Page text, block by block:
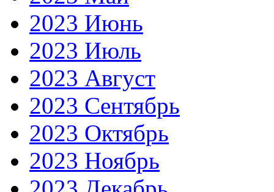
2023 Июнь
2023 Июль
2023 Август
2023 Сентябрь
2023 Октябрь
2023 Ноябрь